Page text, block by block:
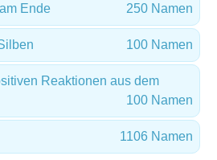
Ende 250 Namen
100 Namen
Reaktionen aus dem
100 Namen
1106 Namen